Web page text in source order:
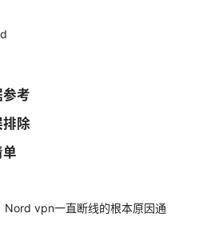
考
除
Nord vpn一直断线的根本原因通